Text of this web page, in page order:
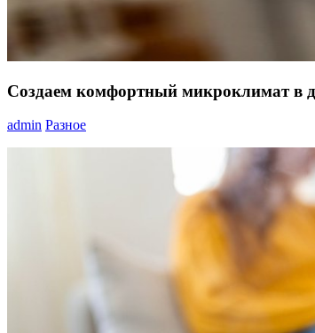
Создаем комфортный микроклимат в
admin Разное